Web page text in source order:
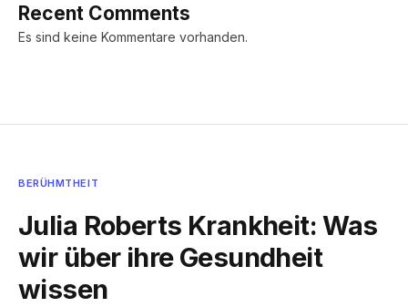
Recent Comments
Es sind keine Kommentare vorhanden.
BERÜHMTHEIT
Julia Roberts Krankheit: Was
wir über ihre Gesundheit
wissen